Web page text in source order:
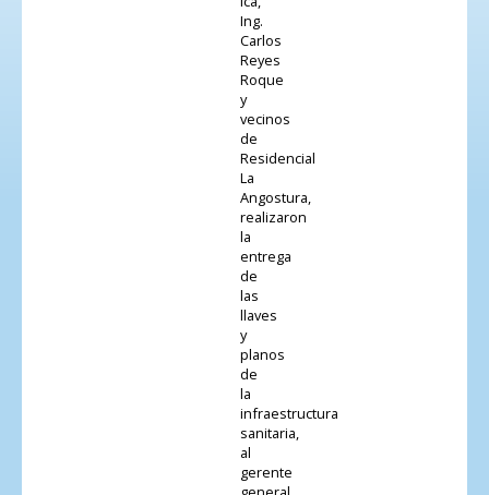
Ing.
Carlos
Reyes
Roque
y
vecinos
de
Residencial
La
Angostura,
realizaron
la
entrega
de
las
llaves
y
planos
de
la
infraestructura
sanitaria,
al
gerente